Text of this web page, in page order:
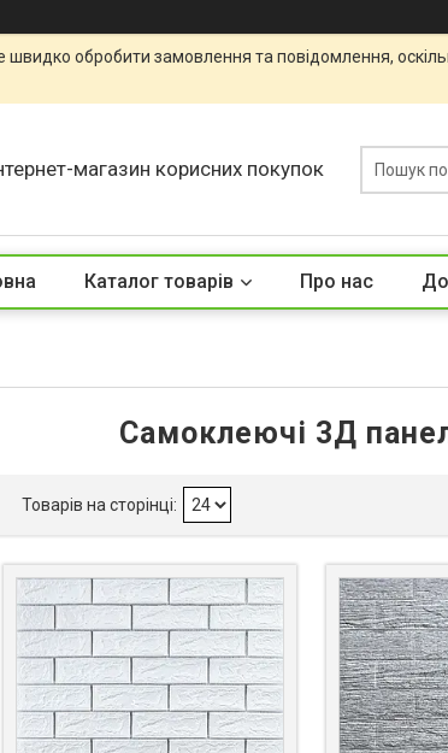
обробити замовлення та повідомлення,
магазин корисних покупок
Каталог товарів Про нас
Самоклеючі 3Д